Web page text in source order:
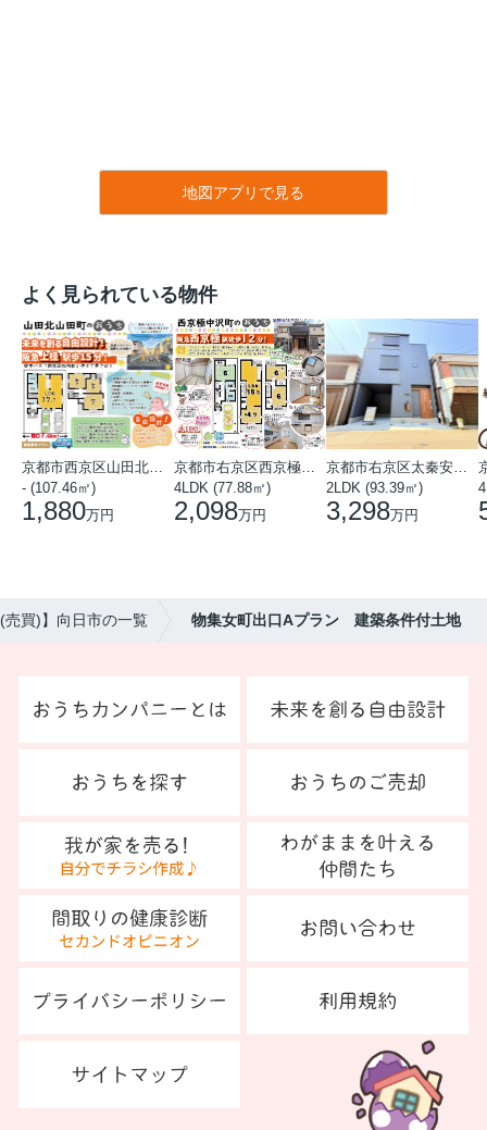
地図アプリで見る
よく見られている物件
- (107.46㎡)
1,880万円
4LDK (77.88㎡)
2,098万円
2LDK (93.39㎡)
3,298万円
売買)】向日市の一覧 物集女町出口Aプラン 建築条件付土地